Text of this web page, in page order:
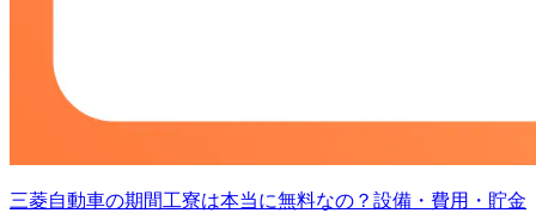
三菱自動車の期間工寮は本当に無料なの？設備・費用・貯金